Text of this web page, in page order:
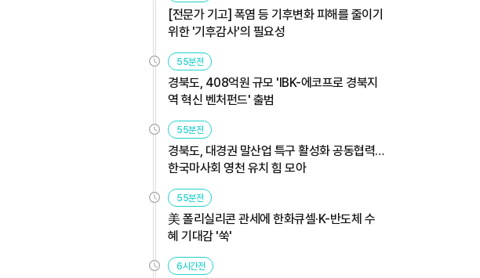
[전문가 기고] 폭염 등 기후변화 피해를 줄이기
위한 '기후감사'의 필요성
55분전
경북도, 408억원 규모 'IBK-에코프로 경북지
역 혁신 벤처펀드' 출범
55분전
경북도, 대경권 말산업 특구 활성화 공동협력…
한국마사회 영천 유치 힘 모아
55분전
美 폴리실리콘 관세에 한화큐셀·K-반도체 수
혜 기대감 '쑥'
6시간전